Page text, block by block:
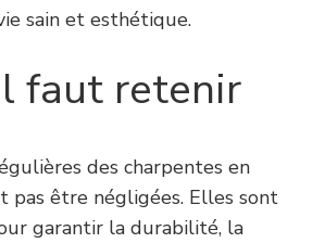
sain et esthétique.
faut retenir
des charpentes en
pas être négligées. Elles sont
garantir la durabilité, la